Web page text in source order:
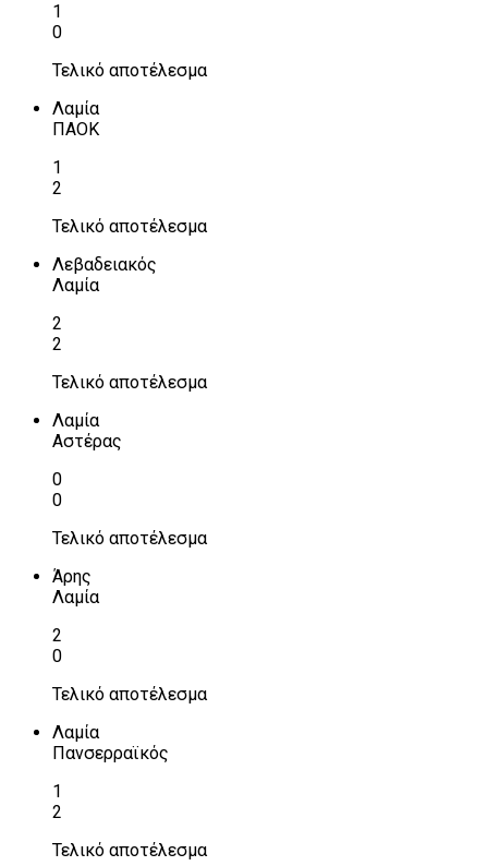
1
0
Τελικό αποτέλεσμα
Λαμία
ΠΑΟΚ
1
2
Τελικό αποτέλεσμα
Λεβαδειακός
Λαμία
2
2
Τελικό αποτέλεσμα
Λαμία
Αστέρας
0
0
Τελικό αποτέλεσμα
Άρης
Λαμία
2
0
Τελικό αποτέλεσμα
Λαμία
Πανσερραϊκός
1
2
Τελικό αποτέλεσμα